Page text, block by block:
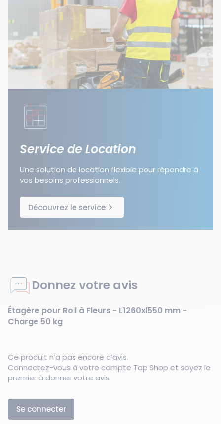
Service de Location
Une solution de location flexible pour répondre à
vos besoins professionnels.
Découvrez le service
Donnez votre avis
Étagère pour Roll à Fleurs - L1260xl550 mm -
Charge 50 kg
Ce produit n’a pas encore d’avis.
Connectez-vous à votre compte Tap Shop et soyez le
premier à donner votre avis.
Se connecter